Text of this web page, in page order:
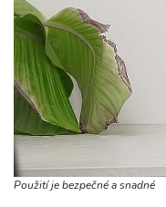
Použití je bezpečné a snadné